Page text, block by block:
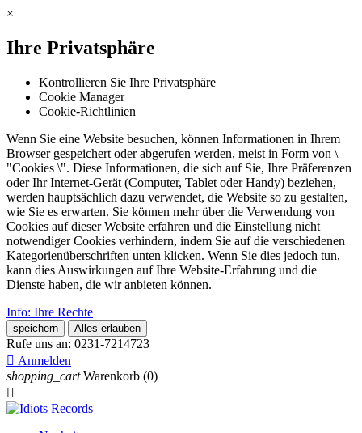
×
Ihre Privatsphäre
Kontrollieren Sie Ihre Privatsphäre
Cookie Manager
Cookie-Richtlinien
Wenn Sie eine Website besuchen, können Informationen in Ihrem
Browser gespeichert oder abgerufen werden, meist in Form von \
"Cookies \". Diese Informationen, die sich auf Sie, Ihre Präferenzen
oder Ihr Internet-Gerät (Computer, Tablet oder Handy) beziehen,
werden hauptsächlich dazu verwendet, die Website so zu gestalten,
wie Sie es erwarten. Sie können mehr über die Verwendung von
Cookies auf dieser Website erfahren und die Einstellung nicht
notwendiger Cookies verhindern, indem Sie auf die verschiedenen
Kategorienüberschriften unten klicken. Wenn Sie dies jedoch tun,
kann dies Auswirkungen auf Ihre Website-Erfahrung und die
Dienste haben, die wir anbieten können.
Info: Ihre Rechte
speichern Alles erlauben
Rufe uns an: 0231-7214723
 Anmelden
shopping_cart Warenkorb (0)
